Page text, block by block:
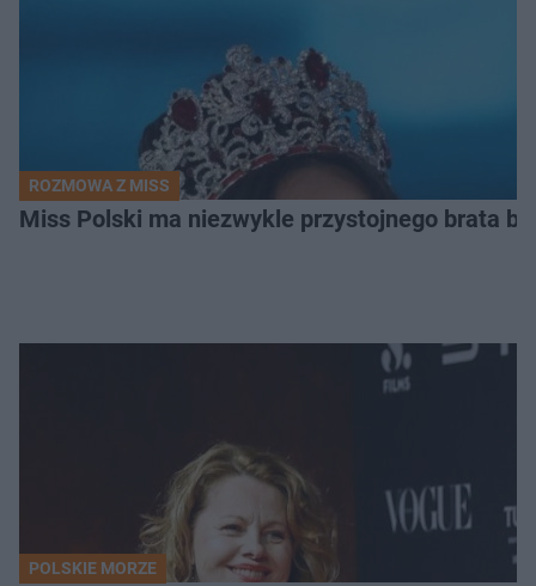
ROZMOWA Z MISS
Miss Polski ma niezwykle przystojnego brata
POLSKIE MORZE